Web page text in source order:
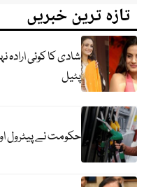
تازہ ترین خبریں
شادی کا کوئی
پٹیل
حکومت نے پیٹرول